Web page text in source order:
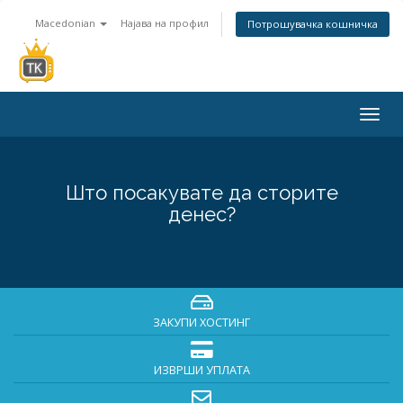
Macedonian Најава на профил Потрошувачка кошничка
Што посакувате да сторите
денес?
ЗАКУПИ ХОСТИНГ
ИЗВРШИ УПЛАТА